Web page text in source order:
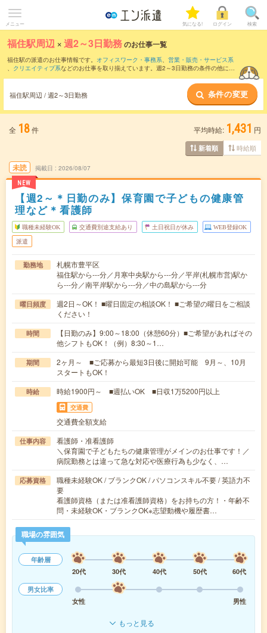
メニュー 気になる! ログイン 検索
福住駅周辺 ×週2～3日勤務のお仕事一覧
福住駅の派遣のお仕事情報です。 オフィスワーク・事務系、 営業・販売・サービス系
、 クリエイティブ系などのお仕事を取り揃えています。週2～3日勤務の条件の他に、
福住駅周辺 / 週2～3日勤務 条件の変更
全 18件 平均時給: 1,431 円
新着順 時給順
未読
NEW
掲載日 2026/08/07
【週2～＊日勤のみ】保育園で子どもの健康管
理など＊看護師
職種未経験OK 交通費別途支給あり 土日祝日が休み WEB登録OK
派遣
勤務地
札幌市豊平区
福住駅から---分／月寒中央駅から---分／平岸(札幌市営)駅か
ら---分／南平岸駅から---分／中の島駅から---分
曜日頻度
週2日～OK！ ■曜日固定の相談OK！ ■ご希望の曜日をご相談
ください！
時間
【日勤のみ】9:00～18:00（休憩60分）■ご希望があればその
他シフトもOK！（例）8:30～1…
期間
2ヶ月～ ■ご応募から最短3日後に開始可能 9月～、10月
スタートもOK！
時給 時給1900円～ ■週払いOK ■日収1万5200円以上
交通費
交通費全額支給
仕事内容
看護師・准看護師
＼保育園で子どもたちの健康管理がメインのお仕事です！／
病院勤務とは違って急な対応や医療行為も少なく、…
応募資格
職種未経験OK / ブランクOK / パソコンスキル不要 / 英語力不
要
看護師資格（または准看護師資格）をお持ちの方！・年齢不
問・未経験OK・ブランクOK※志望動機や履歴書…
職場の雰囲気
年齢層
20代
30代 40代 50代
60代
男女比率
女性
男性
もっと見る